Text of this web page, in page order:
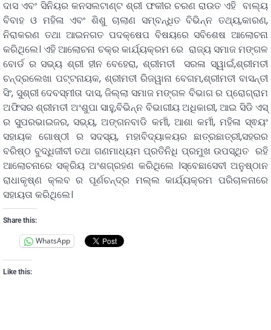
ଦାସ ଏବଂ ସିନିୟର କନସଲଟାଣ୍ଟ ଶ୍ରୀ ଫକୀର ଚରଣ ରାଉତ ଏହି ବାଲ୍ୟ
ବିବାହ ଓ ମହିଳା ଏବଂ ଶିଶୁ ଚାଲାଣ ସମ୍ବନ୍ଧିତ ବିଭିନ୍ନ ତଥ୍ୟ,କାରଣ,
ନିରାକରଣ ତଥା ଆଇନଗତ ପଦକ୍ଷେପ ବିଷୟରେ ସବିଶେଷ ଆଲୋଚନା
କରିଥିଲେ। ଏହି ଆଲୋଚନା ଚକ୍ର କାର୍ଯ୍ୟକ୍ରମ ରେ ରାଜ୍ୟ ସମାଜ ମଙ୍ଗଳ
ବୋର୍ଡ ର ସଭ୍ୟ ଶ୍ରୀ ହୀନ ବେହେରା, ଶ୍ରୀମତୀ ସରଳା ସ୍ୱାଇଁ,ଶ୍ରୀମତୀ
ଚନ୍ଦ୍ରଲେଖା ପଟ୍ଟନାୟକ, ଶ୍ରୀମତୀ ରିଜୱାନା ବେଗମ,ଶ୍ରୀମତୀ ବାସନ୍ତୀ
ସିଂ, ସୁଶ୍ରୀ ଦେବସ୍ମୀତା ଦାସ, ଜିଲ୍ଲା ସମାଜ ମଙ୍ଗଳ ବିଭାଗ ର ପ୍ରୋଗ୍ରାମ
ଅଫିସର ଶ୍ରୀମତୀ ଅଂଶୁପା ସାହୁ,ବିଭିନ୍ନ ବିଭାଗୀୟ ଅଧିକାରୀ, ଆଇ ସିଡି ଏସ୍
ର ସୁପରଭାଇଜର, ସଭ୍ୟ, ଅଙ୍ଗନବାଡି କର୍ମୀ, ଆଶା କର୍ମୀ, ମହିଳା ସ୍ଵୟଂ
ସହାୟକ ଗୋଷ୍ଠୀ ର ସଦସ୍ୟ, ମହାବିଦ୍ୟାଳୟର ଛାତ୍ରଛାତ୍ରୀ,ସହରର
ବରିଷ୍ଠ ବୁଦ୍ଧିଜୀବୀ ତଥା ଗଣମାଧ୍ୟମ ପ୍ରତିନିଧି ପ୍ରମୁଖ ଉପସ୍ଥିତ ରହି
ଆଲୋଚନାରେ ସକ୍ରିୟ ଅଂଶଗ୍ରହଣ କରିଥିଲେ ।ସ୍ବେଛାସେବୀ ଅନୁଷ୍ଠାନ
ରାଧାକୃଷ୍ଣ କ୍ଲବ ର ପୂର୍ଣଚନ୍ଦ୍ର ମଲ୍ଲ କାର୍ଯ୍ୟକ୍ରମ ପରିଚାଳନାରେ
ସହାୟତା କରିଥିଲେ।
Share this:
WhatsApp
Like this: